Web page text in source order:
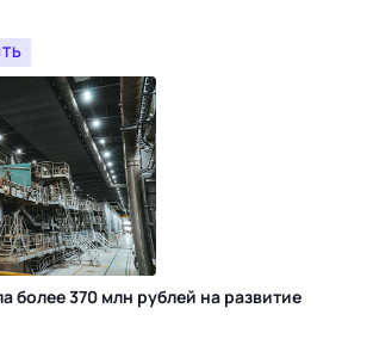
более 370 млн рублей на развитие